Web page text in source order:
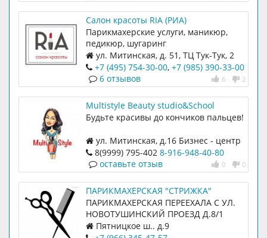
Салон красоты RIA (РИА)
Парикмахерские услуги, маникюр,
педикюр, шугаринг
ул. Митинская, д. 51, ТЦ Тук-Тук, 2
этаж+7 (495) 754-30-00, +7 (985) 390-33-00
6 2
6 отзывов
Multistyle Beauty studio&School
Будьте красивы до кончиков пальцев!
ул. Митинская, д.16 Бизнес - центр
"Yes", офис 1110
8(9999) 795-402 8-916-948-40-80
0 0
оставьте отзыв
ПАРИКМАХЕРСКАЯ "СТРИЖКА"
ПАРИКМАХЕРСКАЯ ПЕРЕЕХАЛА С УЛ.
НОВОТУШИНСКИЙ ПРОЕЗД Д.8/1
Пятницкое ш.. д.9